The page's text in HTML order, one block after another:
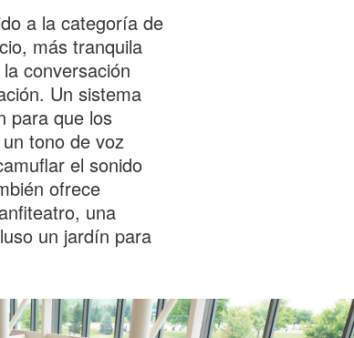
a la categoría de
más tranquila
conversación
Un sistema
para que los
tono de voz
el sonido
ofrece
una
un jardín para